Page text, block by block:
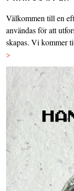
Välkommen till en
användas för att
skapas. Vi kommer
>